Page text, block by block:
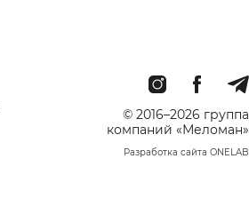
© 2016–2026 группа
компаний «Меломан»
Разработка сайта ONELAB